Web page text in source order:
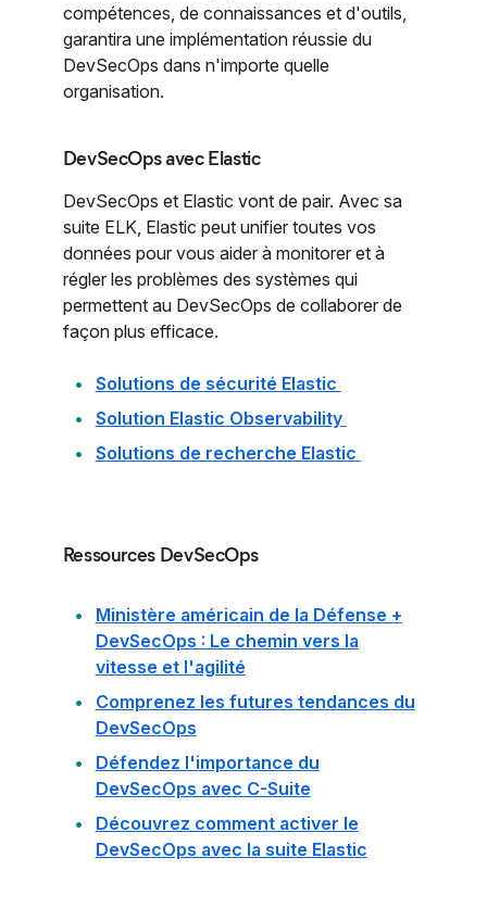
compétences, de connaissances et d'outils,
garantira une implémentation réussie du
DevSecOps dans n'importe quelle
organisation.
DevSecOps avec Elastic
DevSecOps et Elastic vont de pair. Avec sa
suite ELK, Elastic peut unifier toutes vos
données pour vous aider à monitorer et à
régler les problèmes des systèmes qui
permettent au DevSecOps de collaborer de
façon plus efficace.
Solutions de sécurité Elastic
Solution Elastic Observability
Solutions de recherche Elastic
Ressources DevSecOps
Ministère américain de la Défense +
DevSecOps : Le chemin vers la
vitesse et l'agilité
Comprenez les futures tendances du
DevSecOps
Défendez l'importance du
DevSecOps avec C-Suite
Découvrez comment activer le
DevSecOps avec la suite Elastic